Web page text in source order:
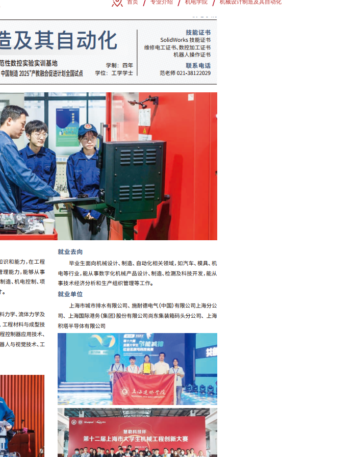
首页 专业介绍 机电学院 机械设计制造及其自动化